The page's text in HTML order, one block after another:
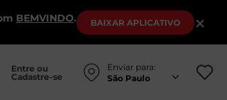
BEMVINDO. BAIXAR APLICATIVO ×
Entre ou
Cadastre-se
Enviar para:
São Paulo